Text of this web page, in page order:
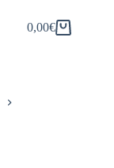
Carrello
0,00€